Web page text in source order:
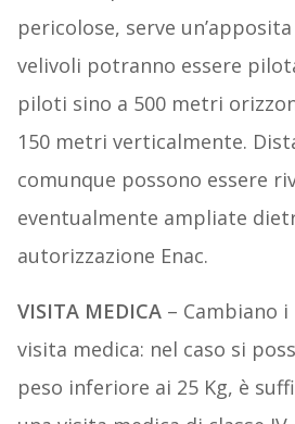
pericolose, serve
velivoli potranno essere
piloti sino a 500 metri
150 metri verticalmente.
comunque possono essere
eventualmente ampliate
autorizzazione Enac.
VISITA MEDICA – Cambiano
visita medica: nel caso si
peso inferiore ai 25 Kg, è